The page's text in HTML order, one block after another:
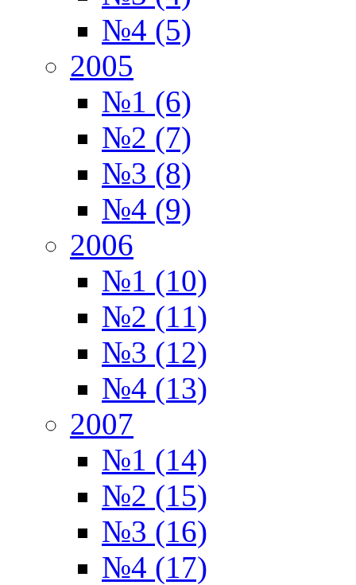
№4 (5)
2005
№1 (6)
№2 (7)
№3 (8)
№4 (9)
2006
№1 (10)
№2 (11)
№3 (12)
№4 (13)
2007
№1 (14)
№2 (15)
№3 (16)
№4 (17)